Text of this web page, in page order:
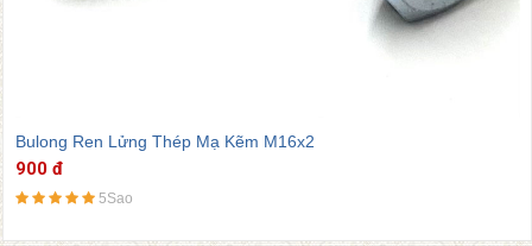
Bulong Ren Lửng Thép Mạ Kẽm M16x2
900 đ
5Sao